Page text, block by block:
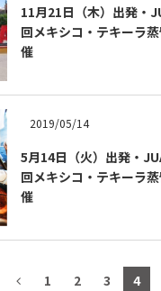
11月21日（木）出発・
回メキシコ・テキーラ
催
2019/05/14
5月14日（火）出発・
回メキシコ・テキーラ
催
1 2 3 4